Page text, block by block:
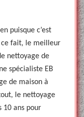
puisque c’est
ce fait, le meilleur
nettoyage de
spécialiste EB
de maison à
le nettoyage
10 ans pour